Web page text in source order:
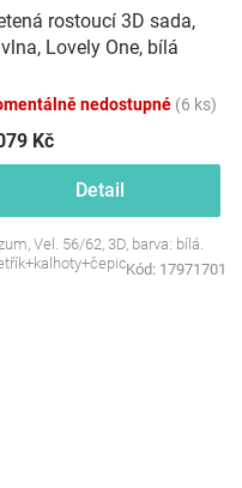
rostoucí 3D sada,
Lovely One, bílá
nedostupné (6 ks)
Kč
Detail
Vel. 56/62, 3D, barva: bílá.
Kód: 17971701